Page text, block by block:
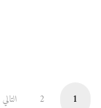
1
2 التالي